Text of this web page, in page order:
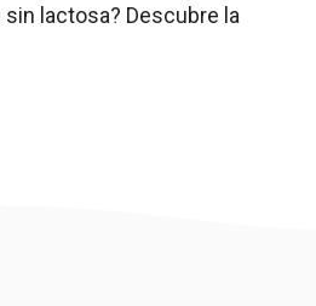
sin lactosa? Descubre la